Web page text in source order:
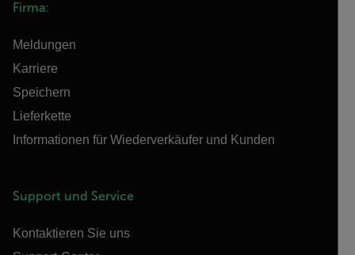
Firma:
Meldungen
Karriere
Speichern
Lieferkette
Informationen für Wiederverkäufer und Kunden
Support und Service
Kontaktieren Sie uns